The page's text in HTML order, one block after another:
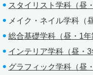
スタイリスト学科（昼
メイク・ネイル学科（
総合基礎学科（昼・1年
インテリア学科（昼・3
グラフィック学科（昼